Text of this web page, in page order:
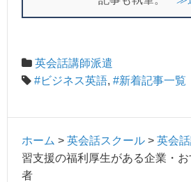
英会話講師派遣
#ビジネス英語, #新着記事一覧
ホーム > 英会話スクール > 英会
習支援の福利厚生がある企業・
者